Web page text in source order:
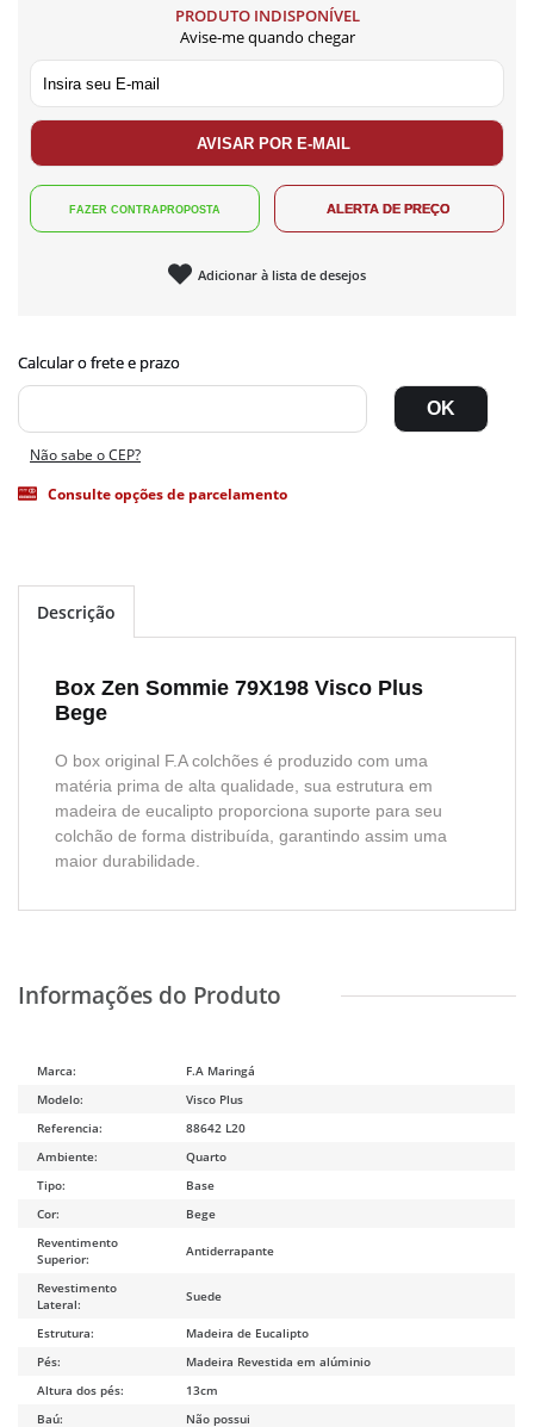
PRODUTO INDISPONÍVEL
Avise-me quando chegar
Adicionar à lista de desejos
Não sabe o CEP?
Consulte opções de parcelamento
Descrição
Box Zen Sommie 79X198 Visco Plus
Bege
O box original F.A colchões é produzido com uma
matéria prima de alta qualidade, sua estrutura em
madeira de eucalipto proporciona suporte para seu
colchão de forma distribuída, garantindo assim uma
maior durabilidade.
Marca:
F.A Maringá
Modelo:
Visco Plus
Referencia:
88642 L20
Ambiente:
Quarto
Tipo:
Base
Cor:
Bege
Reventimento
Superior:
Antiderrapante
Revestimento
Lateral:
Suede
Estrutura:
Madeira de Eucalipto
Pés:
Madeira Revestida em alúminio
Altura dos pés:
13cm
Baú:
Não possui